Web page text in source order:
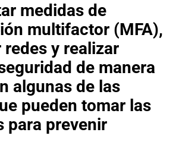
medidas de
multifactor (MFA),
y realizar
de manera
algunas de las
pueden tomar las
para prevenir